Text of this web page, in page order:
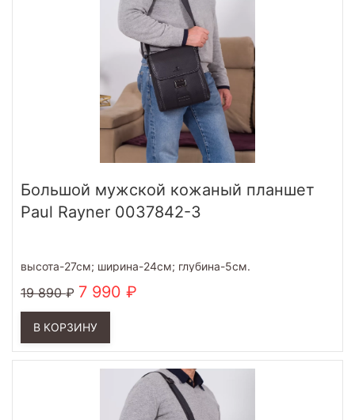
Большой мужской кожаный планшет
Paul Rayner 0037842-3
высота-27см; ширина-24см; глубина-5см.
19 890 7 990
В КОРЗИНУ